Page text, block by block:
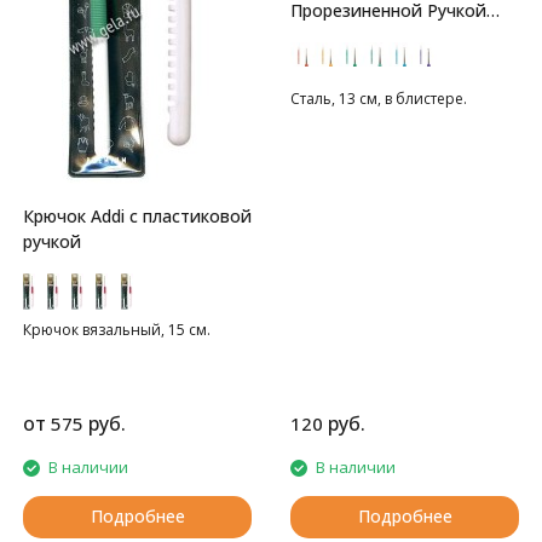
Крючок Addi с пластиковой
ручкой
Крючок вязальный, 15 см.
от 575 руб.
В наличии
Подробнее
Прорезиненной Ручкой
Сталь, 13 см, в блистере.
120 руб.
В наличии
Подробнее